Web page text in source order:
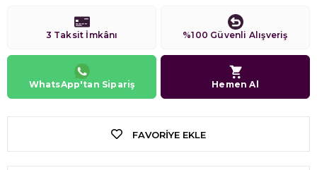
3 Taksit İmkânı %100 Güvenli Alışveriş
WhatsApp'tan Sipariş Hemen Al
FAVORIYE EKLE